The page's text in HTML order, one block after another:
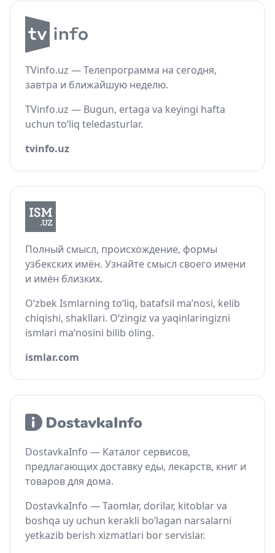
TVinfo.uz — Телепрограмма на сегодня,
завтра и ближайшую неделю.
TVinfo.uz — Bugun, ertaga va keyingi hafta
uchun to‘liq teledasturlar.
tvinfo.uz
Полный смысл, происхождение, формы
узбекских имён. Узнайте смысл своего имени
и имён близких.
O‘zbek Ismlarning to‘liq, batafsil ma’nosi, kelib
chiqishi, shakllari. O‘zingiz va yaqinlaringizni
ismlari ma’nosini bilib oling.
ismlar.com
DostavkaInfo — Каталог сервисов,
предлагающих доставку еды, лекарств, книг и
товаров для дома.
DostavkaInfo — Taomlar, dorilar, kitoblar va
boshqa uy uchun kerakli bo‘lagan narsalarni
yetkazib berish xizmatlari bor servislar.